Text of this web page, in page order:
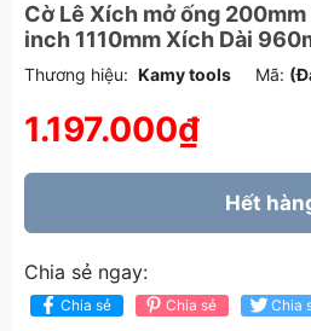
Cờ Lê Xích mở ống 200mm
inch 1110mm Xích Dài
Thương hiệu: Kamy tools Mã:
1.197.000₫
Hết
Chia sẻ ngay:
Chia sẻ Chia sẻ Chia